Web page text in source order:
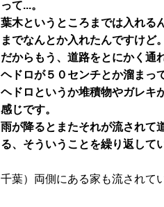
って...。
葉木というところまでは入れる
までなんとか入れたんですけど。
だからもう、道路をとにかく通
ヘドロが５０センチとか溜まっ
ヘドロというか堆積物やガレキ
感じです。
雨が降るとまたそれが流されて
る、そういうことを繰り返して
千葉）両側にある家も流されて